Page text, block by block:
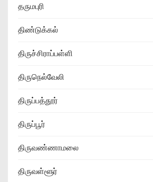
தருமபுரி
திண்டுக்கல்
திருச்சிராப்பள்ளி
திருநெல்வேலி
திருப்பத்தூர்
திருப்பூர்
திருவண்ணாமலை
திருவள்ளூர்